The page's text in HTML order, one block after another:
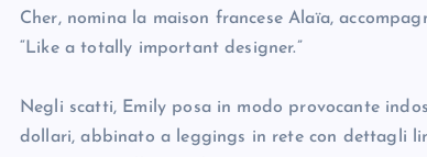
Cher, nomina la maison francese Alaïa,
“Like a totally important designer.”
Negli scatti, Emily posa in modo provocante
dollari, abbinato a leggings in rete con dettagli